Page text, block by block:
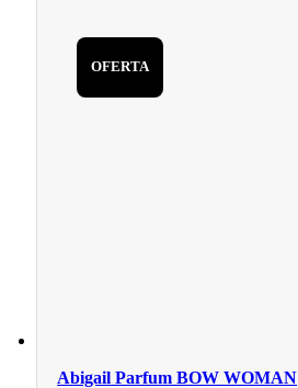
OFERTA
Abigail Parfum BOW WOMAN